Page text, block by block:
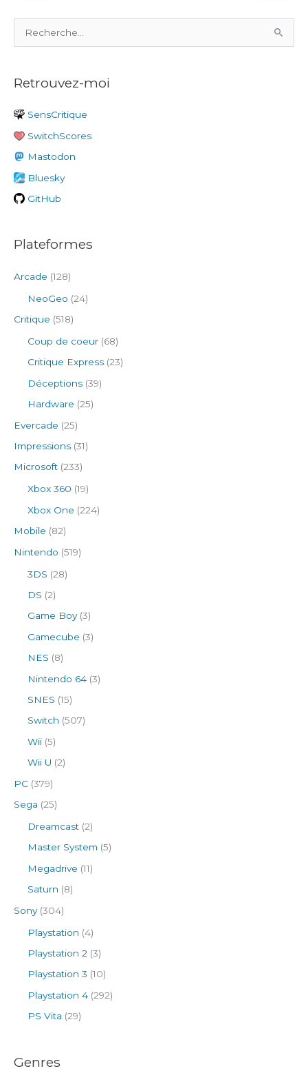
e
h
r
c
h
e
r
Retrouvez-moi
SensCritique
SwitchScores
Mastodon
Bluesky
GitHub
Plateformes
Arcade (128)
NeoGeo (24)
Critique (518)
Coup de coeur (68)
Critique Express (23)
Déceptions (39)
Hardware (25)
Evercade (25)
Impressions (31)
Microsoft (233)
Xbox 360 (19)
Xbox One (224)
Mobile (82)
Nintendo (519)
3DS (28)
DS (2)
Game Boy(3)
Gamecube (3)
NES (8)
Nintendo 64 (3)
SNES (15)
Switch (507)
Wii (5)
Wii U (2)
PC (379)
Sega (25)
Dreamcast (2)
Master System (5)
Megadrive (11)
Saturn (8)
Sony(304)
Playstation (4)
Playstation 2 (3)
Playstation 3 (10)
Playstation 4 (292)
PS Vita (29)
Genres